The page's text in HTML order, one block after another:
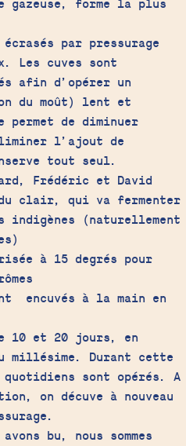
gazeuse, forme la plus
par pressurage
Les cuves sont
afin d’opérer un
du moût) lent et
de diminuer
l’ajout de
tout seul.
Frédéric et David
clair, qui va fermenter
indigènes (naturellement
à 15 degrés pour
encuvés à la main en
10 et 20 jours, en
millésime. Durant cette
quotidiens sont opérés. A
on décuve à nouveau
bu, nous sommes